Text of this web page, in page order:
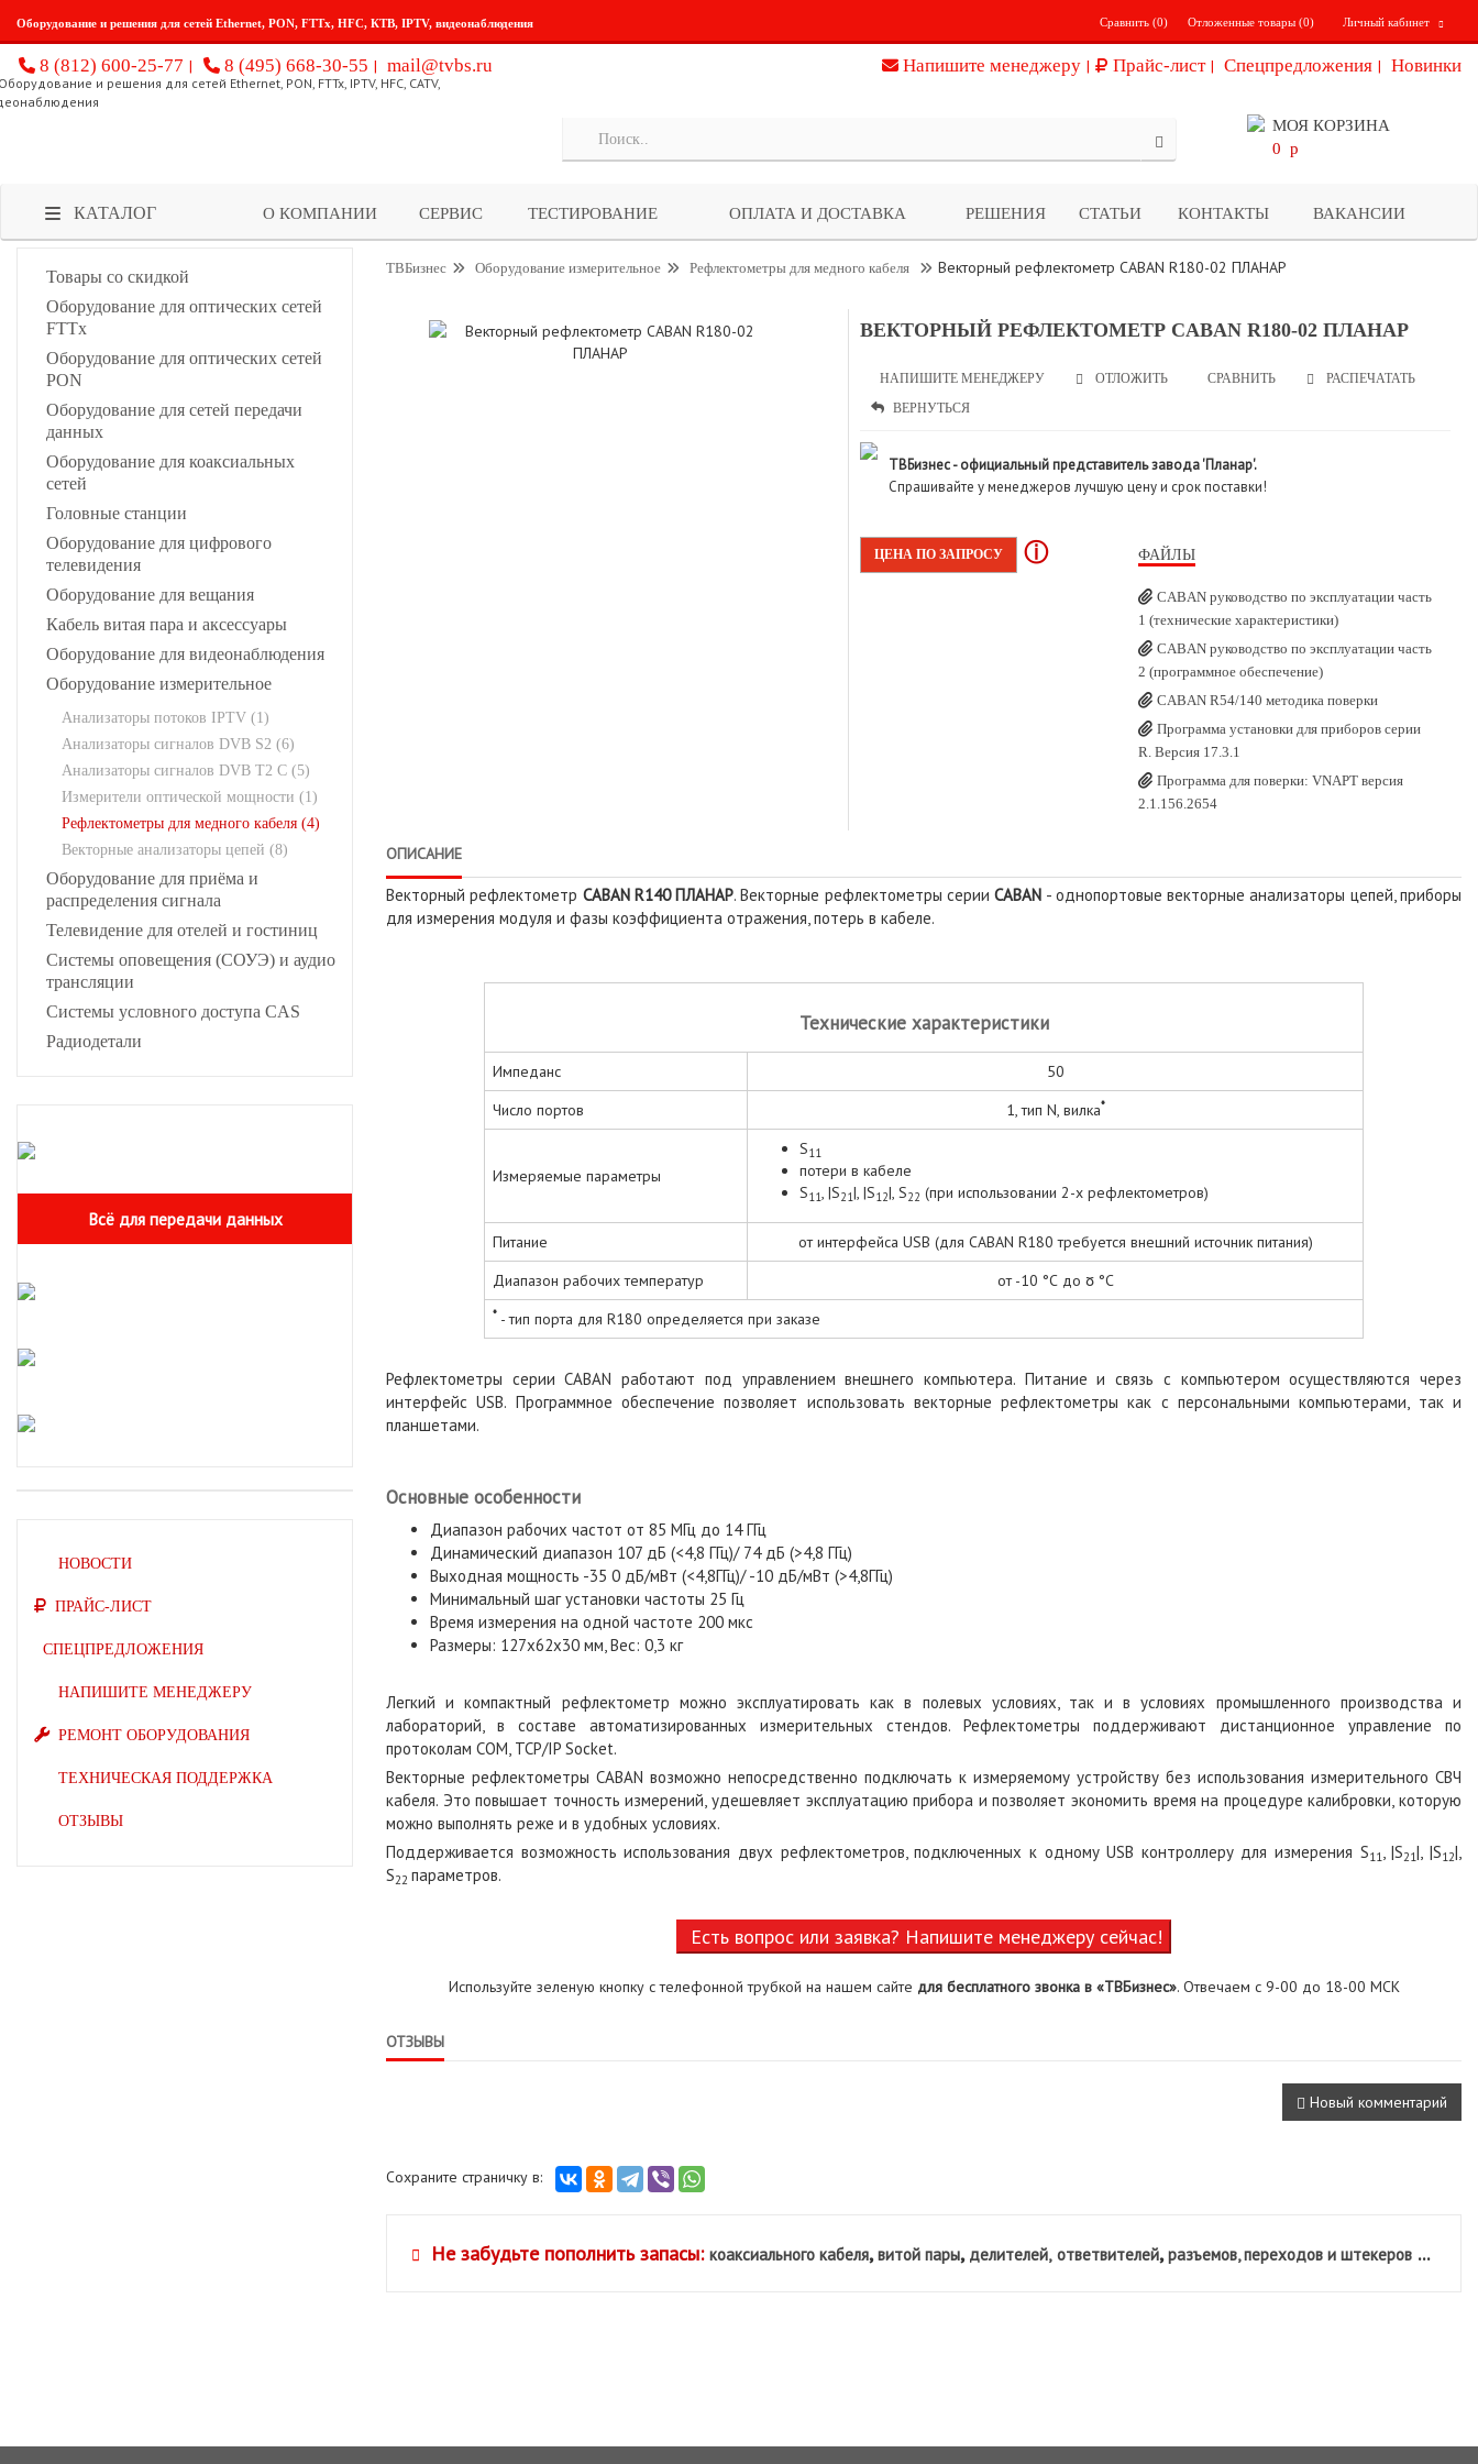
Оборудование и решения для сетей Ethernet, PON, FTTx, HFC, КТВ, IPTV, видеонаблюдения Личный кабинет
Отложенные товары (0)
Сравнить (0)
8 (812) 600-25-77 8 (495) 668-30-55 mail@tvbs.ru Напишите менеджеру Прайс-лист Спецпредложения Новинки
МОЯ КОРЗИНА
0 p
КАТАЛОГ О КОМПАНИИ СЕРВИС ТЕСТИРОВАНИЕ ОПЛАТА И ДОСТАВКА РЕШЕНИЯ СТАТЬИ КОНТАКТЫ ВАКАНСИИ
Товары со скидкой
Оборудование для оптических сетей
FTTx
Оборудование для оптических сетей
PON
Оборудование для сетей передачи
данных
Оборудование для коаксиальных
сетей
Головные станции
Оборудование для цифрового
телевидения
Оборудование для вещания
Кабель витая пара и аксессуары
Оборудование для видеонаблюдения
Оборудование измерительное
Анализаторы потоков IPTV (1)
Анализаторы сигналов DVB S2 (6)
Анализаторы сигналов DVB T2 С (5)
Измерители оптической мощности (1)
Рефлектометры для медного кабеля (4)
Векторные анализаторы цепей (8)
Оборудование для приёма и
распределения сигнала
Телевидение для отелей и гостиниц
Системы оповещения (СОУЭ) и аудио
трансляции
Системы условного доступа CAS
Радиодетали
Всё для передачи данных
НОВОСТИ
ПРАЙС-ЛИСТ
СПЕЦПРЕДЛОЖЕНИЯ
НАПИШИТЕ МЕНЕДЖЕРУ
РЕМОНТ ОБОРУДОВАНИЯ
ТЕХНИЧЕСКАЯ ПОДДЕРЖКА
ОТЗЫВЫ
ТВБизнес Оборудование измерительное Рефлектометры для медного кабеля Векторный рефлектометр CABAN R180-02 ПЛАНАР
ВЕКТОРНЫЙ РЕФЛЕКТОМЕТР CABAN R180-02 ПЛАНАР
НАПИШИТЕ МЕНЕДЖЕРУ ОТЛОЖИТЬ СРАВНИТЬ
РАСПЕЧАТАТЬ
ВЕРНУТЬСЯ
ТВБизнес - официальный представитель завода 'Планар'.
Спрашивайте у менеджеров лучшую цену и срок поставки!
ЦЕНА ПО ЗАПРОСУ ⓘ ФАЙЛЫ
CABAN руководство по эксплуатации часть
1 (технические характеристики)
CABAN руководство по эксплуатации часть
2 (программное обеспечение)
CABAN R54/140 методика поверки
Программа установки для приборов серии
R. Версия 17.3.1
Программа для поверки: VNAPT версия
2.1.156.2654
ОПИСАНИЕ
Векторный рефлектометр CABAN R140 ПЛАНАР. Векторные рефлектометры серииCABAN - однопортовые векторные анализаторы цепей, приборы
для измерения модуля и фазы коэффициента отражения, потерь в кабеле.
Технические характеристики
Импеданс
50
Число портов
1, тип N, вилка*
Измеряемые параметры
S11
потери в кабеле
S11, |S21|, |S12|, S22 (при использовании 2-х рефлектометров)
Питание
от интерфейса USB (для СABAN R180 требуется внешний источник питания)
Диапазон рабочих температур
от -10 °С до ჾ °С
* - тип порта для R180 определяется при заказе
Рефлектометры серии CABAN работают под управлением внешнего компьютера. Питание и связь с компьютером осуществляются через
интерфейс USB. Программное обеспечение позволяет использовать векторные рефлектометры как с персональными компьютерами, так и
планшетами.
Основные особенности
Диапазон рабочих частот от 85 МГц до 14 ГГц
Динамический диапазон 107 дБ (<4,8 ГГц)/ 74 дБ (>4,8 ГГц)
Выходная мощность -35 0 дБ/мВт (<4,8ГГц)/ -10 дБ/мВт (>4,8ГГц)
Минимальный шаг установки частоты 25 Гц
Время измерения на одной частоте 200 мкс
Размеры: 127х62х30 мм, Вес: 0,3 кг
Легкий и компактный рефлектометр можно эксплуатировать как в полевых условиях, так и в условиях промышленного производства и
лабораторий, в составе автоматизированных измерительных стендов. Рефлектометры поддерживают дистанционное управление по
протоколам COM, TCP/IP Socket.
Векторные рефлектометры CABAN возможно непосредственно подключать к измеряемому устройству без использования измерительного СВЧ
кабеля. Это повышает точность измерений, удешевляет эксплуатацию прибора и позволяет экономить время на процедуре калибровки, которую
можно выполнять реже и в удобных условиях.
Поддерживается возможность использования двух рефлектометров, подключенных к одному USB контроллеру для измерения S11, |S21|, |S12|,
S22 параметров.
Есть вопрос или заявка? Напишите менеджеру сейчас!
Используйте зеленую кнопку с телефонной трубкой на нашем сайте для бесплатного звонка в «ТВБизнес». Отвечаем с 9-00 до 18-00 МСК
ОТЗЫВЫ
Новый комментарий
Сохраните страничку в:
Не забудьте пополнить запасы: коаксиального кабеля,витой пары, делителей, ответвителей,разъемов, переходов и штекеров ...